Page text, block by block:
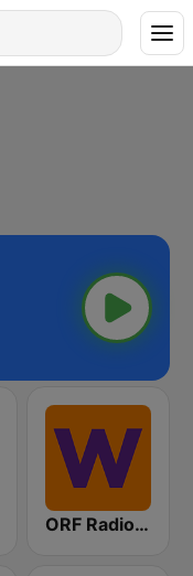
ORF Radio Wien